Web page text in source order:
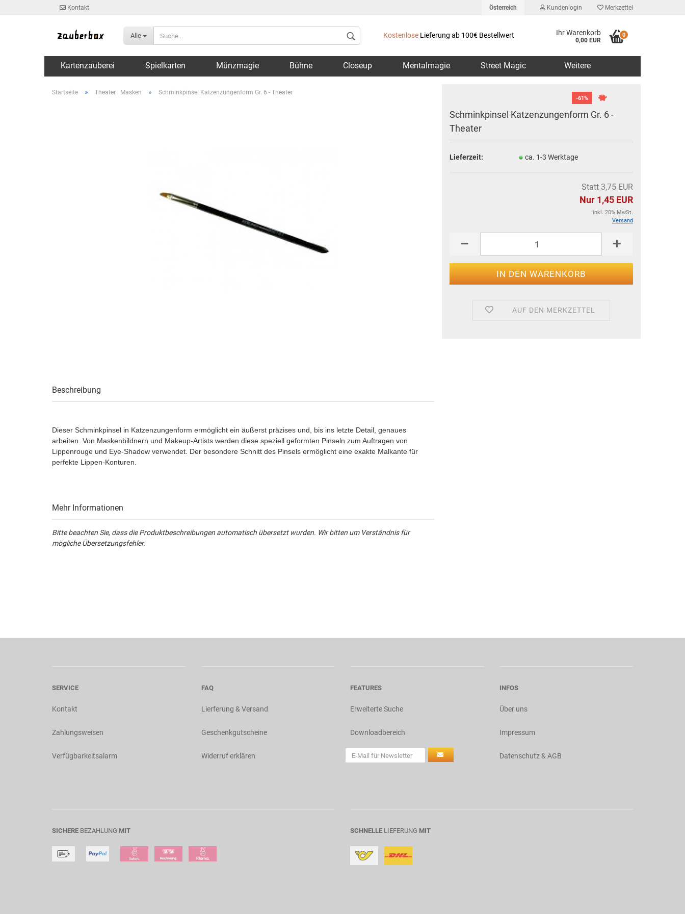
Kontakt Österreich
Lieferland
Kundenlogin Merkzettel
Alle Kostenlose Lieferung ab 100€ Bestellwert Ihr Warenkorb
0,00 EUR
0
Kartenzauberei Spielkarten Münzmagie Bühne Closeup Mentalmagie Street Magic Weitere
Startseite » Theater | Masken » Schminkpinsel Katzenzungenform Gr. 6 - Theater
-61%
Schminkpinsel Katzenzungenform Gr. 6 -
Theater
Lieferzeit: ca. 1-3 Werktage
Statt 3,75 EUR
Nur 1,45 EUR
inkl. 20% MwSt.
Versand
AUF DEN MERKZETTEL
Beschreibung
Dieser Schminkpinsel in Katzenzungenform ermöglicht ein äußerst präzises und, bis ins letzte Detail, genaues
arbeiten. Von Maskenbildnern und Makeup-Artists werden diese speziell geformten Pinseln zum Auftragen von
Lippenrouge und Eye-Shadow verwendet. Der besondere Schnitt des Pinsels ermöglicht eine exakte Malkante für
perfekte Lippen-Konturen.
Mehr Informationen
Bitte beachten Sie, dass die Produktbeschreibungen automatisch übersetzt wurden. Wir bitten um Verständnis für
mögliche Übersetzungsfehler.
SERVICE
Kontakt
Zahlungsweisen
Verfügbarkeitsalarm
FAQ
Lierferung & Versand
Geschenkgutscheine
Widerruf erklären
FEATURES
Erweiterte Suche
Downloadbereich
INFOS
Über uns
Impressum
Datenschutz & AGB
SICHERE BEZAHLUNG MIT SCHNELLE LIEFERUNG MIT